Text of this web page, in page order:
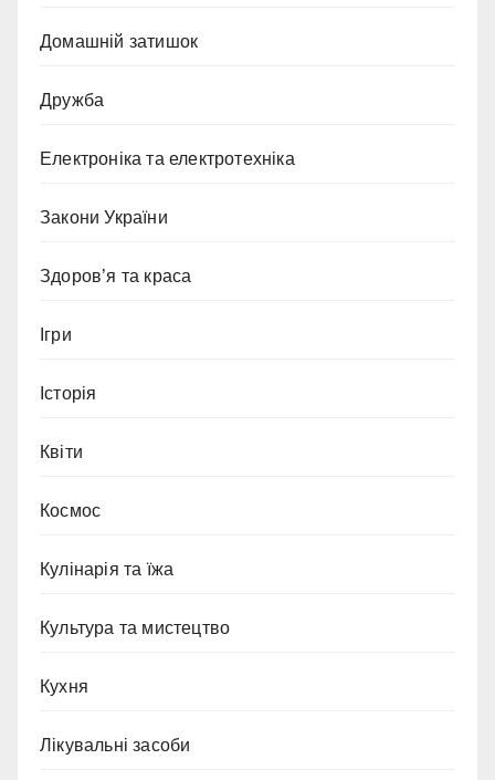
Домашній затишок
Дружба
Електроніка та електротехніка
Закони України
Здоров’я та краса
Ігри
Історія
Квіти
Космос
Кулінарія та їжа
Культура та мистецтво
Кухня
Лікувальні засоби